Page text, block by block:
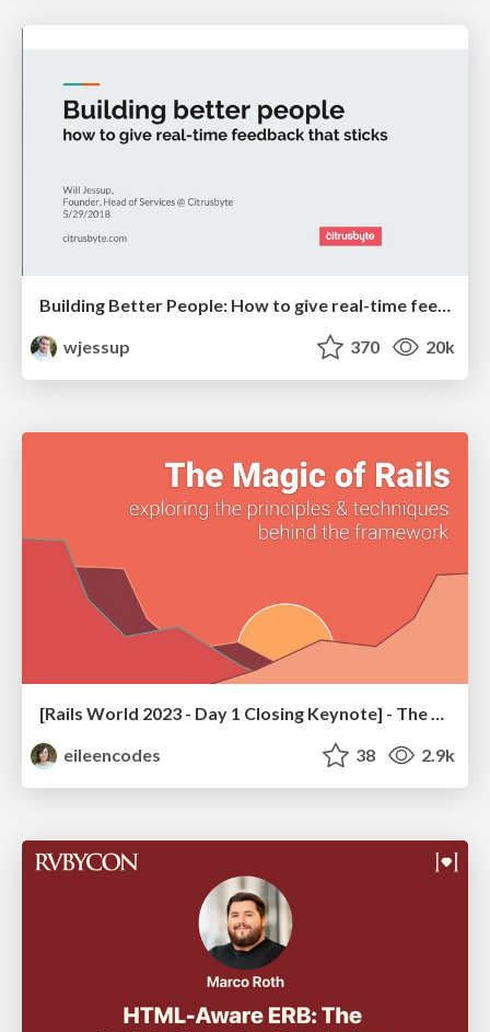
Building Better People: How to give real-time feedback that sticks.
wjessup
370 20k
[Rails World 2023 - Day 1 Closing Keynote] - The Magic of Rails
eileencodes
38 2.9k